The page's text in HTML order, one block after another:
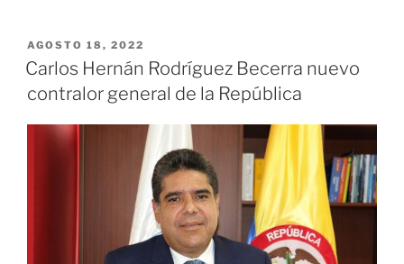
Colombia
femenina
mayores
ante
Costa
Rica»
PUBLICADO
EL
AGOSTO 18, 2022
Carlos Hernán Rodríguez Becerra nuevo
contralor general de la República